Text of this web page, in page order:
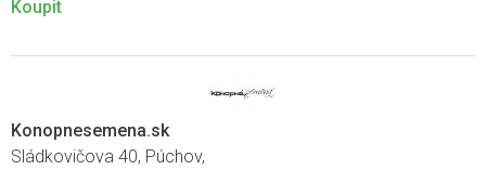
Koupit
Konopnesemena.sk
Sládkovičova 40, Púchov,